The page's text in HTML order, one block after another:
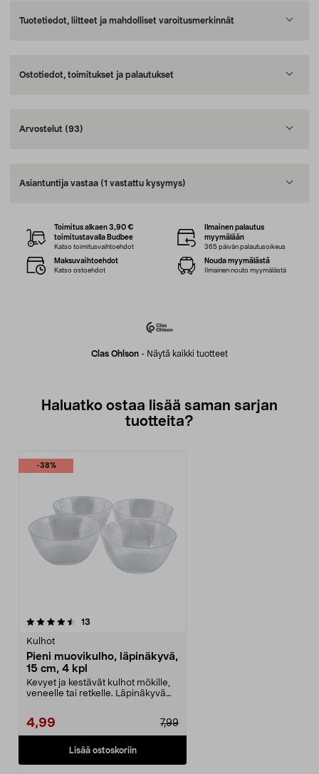
Tuotetiedot, liitteet ja mahdolliset varoitusmerkinnät
Ostotiedot, toimitukset ja palautukset
Arvostelut (93)
Asiantuntija vastaa (1 vastattu kysymys)
Clas Ohlson - Näytä kaikki tuotteet
Toimitus alkaen 3,90 €
toimitustavalla Budbee
Katso toimitusvaihtoehdot
Ilmainen palautus
myymälään
365 päivän palautusoikeus
Maksuvaihtoehdot
Katso ostoehdot
Nouda myymälästä
Ilmainen nouto myymälästä
Haluatko ostaa lisää saman sarjan
tuotteita?
-38%
13
Kulhot
Pieni muovikulho, läpinäkyvä,
15 cm, 4 kpl
Kevyet ja kestävät kulhot mökille,
veneelle tai retkelle. Läpinäkyvä
7,99
4,99
Lisää ostoskoriin